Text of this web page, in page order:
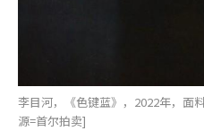
李目河，《色键蓝》，2022年，面
源=首尔拍卖]